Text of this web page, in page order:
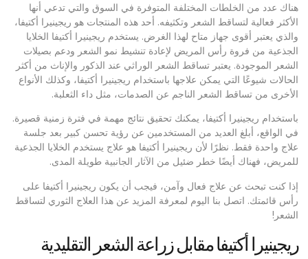
هناك عدد من الخلطات المختلفة المتوفرة في السوق والتي تدعي أنها
الأكثر فعالية لتساقط الشعر وتكثيفه. أحد هذه المنتجات هو ريجينيرا أكتيفا،
والذي يعتبر أقوى جهاز متاح لهذا الغرض. يستخدم ريجينيرا أكتيفا الخلايا
الجذعية من فروة رأس المريض لإعادة تنشيط نمو الشعر ودعم بصيلات
الشعر الموجودة. يعتبر تساقط الشعر الوراثي عند الذكور والإناث من أكثر
الحالات شيوعًا التي يمكن علاجها باستخدام ريجينيرا أكتيفا، وكذلك الأنواع
الأخرى من تساقط الشعر الناجم عن الصدمات، مثل داء الثعلبة.
باستخدام ريجينيرا أكتيفا، يمكنك تحقيق نتائج مهمة في فترة زمنية قصيرة.
في الواقع، أبلغ العديد من المستخدمين عن رؤية تحسن كبير بعد جلسة
علاج واحدة فقط. نظرًا لأن ريجينيرا أكتيفا هو علاج يستخدم الخلايا الجذعية
للمريض، فهناك أيضًا خطر ضئيل من الآثار الجانبية طويلة المدى.
إذا كنت تبحث عن علاج فعال وآمن، فيجب أن يكون ريجينيرا أكتيفا على
رأس قائمتك. اتصل بنا اليوم لمعرفة المزيد عن هذا العلاج الثوري لتساقط
الشعر!
ريجينيرا أكتيفا مقابل زراعة الشعر التقليدية